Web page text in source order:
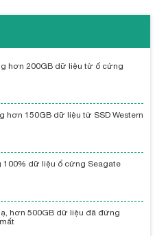
hơn 200GB dữ liệu từ ổ cứng
hơn 150GB dữ liệu từ SSD Western
100% dữ liệu ổ cứng Seagate
hơn 500GB dữ liệu đã đứng